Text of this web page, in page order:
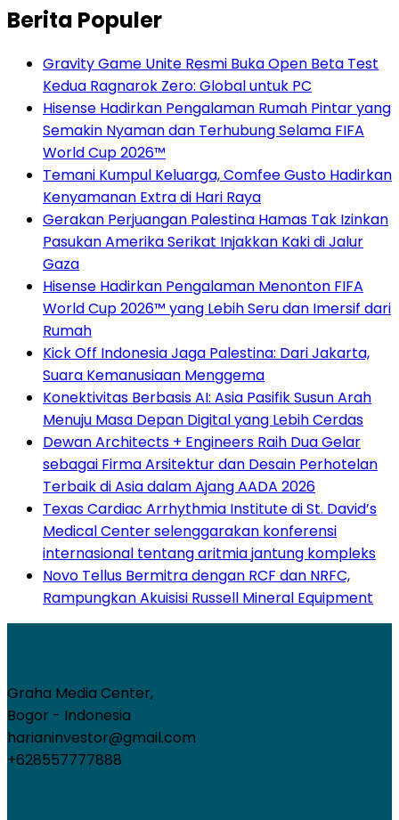
Berita Populer
Gravity Game Unite Resmi Buka Open Beta Test
Kedua Ragnarok Zero: Global untuk PC
Hisense Hadirkan Pengalaman Rumah Pintar yang
Semakin Nyaman dan Terhubung Selama FIFA
World Cup 2026™
Temani Kumpul Keluarga, Comfee Gusto Hadirkan
Kenyamanan Extra di Hari Raya
Gerakan Perjuangan Palestina Hamas Tak Izinkan
Pasukan Amerika Serikat Injakkan Kaki di Jalur
Gaza
Hisense Hadirkan Pengalaman Menonton FIFA
World Cup 2026™ yang Lebih Seru dan Imersif dari
Rumah
Kick Off Indonesia Jaga Palestina: Dari Jakarta,
Suara Kemanusiaan Menggema
Konektivitas Berbasis AI: Asia Pasifik Susun Arah
Menuju Masa Depan Digital yang Lebih Cerdas
Dewan Architects + Engineers Raih Dua Gelar
sebagai Firma Arsitektur dan Desain Perhotelan
Terbaik di Asia dalam Ajang AADA 2026
Texas Cardiac Arrhythmia Institute di St. David’s
Medical Center selenggarakan konferensi
internasional tentang aritmia jantung kompleks
Novo Tellus Bermitra dengan RCF dan NRFC,
Rampungkan Akuisisi Russell Mineral Equipment
Graha Media Center,
Bogor - Indonesia
harianinvestor@gmail.com
+628557777888